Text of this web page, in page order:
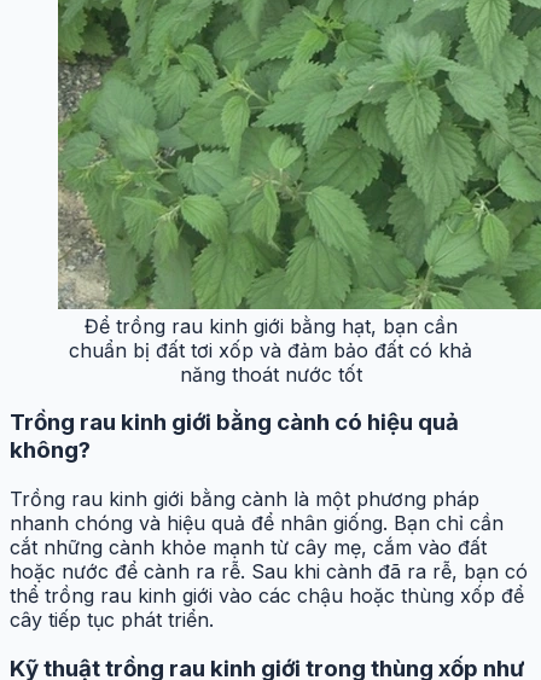
Để trồng rau kinh giới bằng hạt, bạn cần
chuẩn bị đất tơi xốp và đảm bảo đất có khả
năng thoát nước tốt
Trồng rau kinh giới bằng cành có hiệu quả
không?
Trồng rau kinh giới bằng cành là một phương pháp
nhanh chóng và hiệu quả để nhân giống. Bạn chỉ cần
cắt những cành khỏe mạnh từ cây mẹ, cắm vào đất
hoặc nước để cành ra rễ. Sau khi cành đã ra rễ, bạn có
thể trồng rau kinh giới vào các chậu hoặc thùng xốp để
cây tiếp tục phát triển.
Kỹ thuật trồng rau kinh giới trong thùng xốp như